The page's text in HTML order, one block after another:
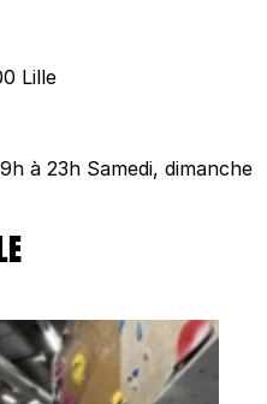
Lille
à 23h Samedi, dimanche